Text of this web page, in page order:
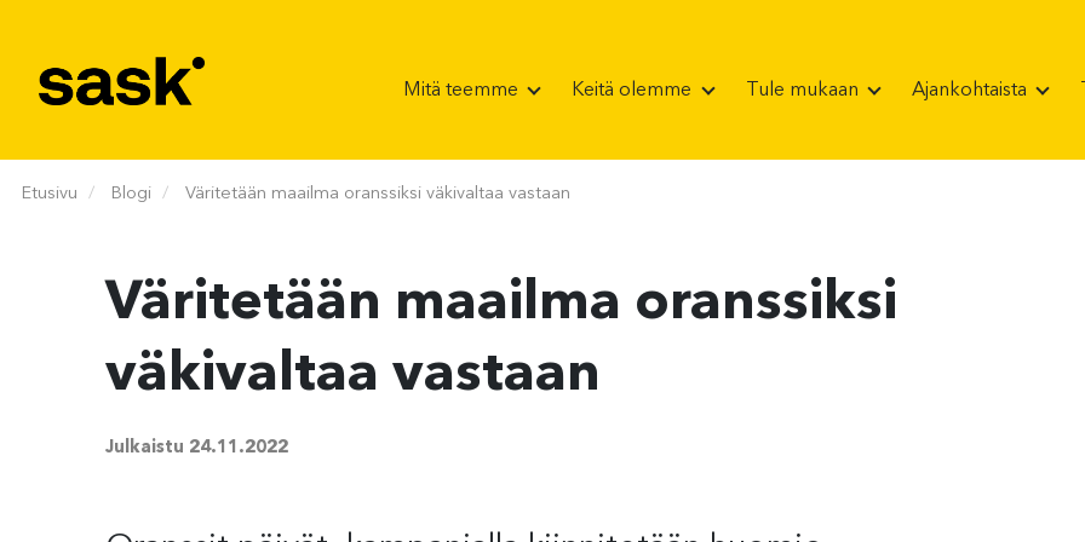
Mitä teemme Keitä olemme Tule mukaan Ajankohtaista
Etusivu Blogi Väritetään maailma oranssiksi väkivaltaa vastaan
Väritetään maailma oranssiksi
väkivaltaa vastaan
Julkaistu 24.11.2022